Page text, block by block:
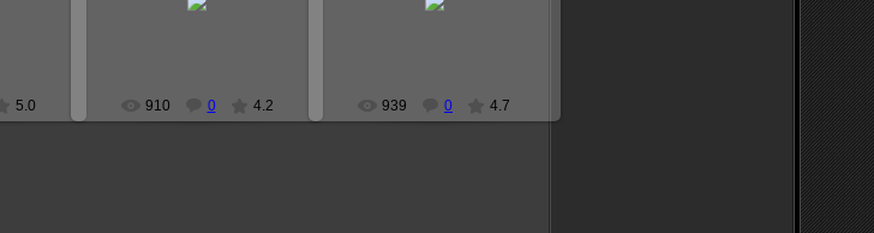
5.0 910 0 4.2 939 0 4.7